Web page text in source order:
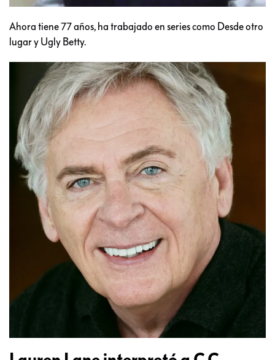
Ahora tiene 77 años, ha trabajado en series como Desde otro
lugar y Ugly Betty.